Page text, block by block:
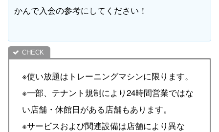
かんで入会の参考にしてください！
※使い放題はトレーニングマシンに限ります。
※一部、テナント規制により24時間営業ではな
い店舗・休館日がある店舗もあります。
※サービスおよび関連設備は店舗により異な